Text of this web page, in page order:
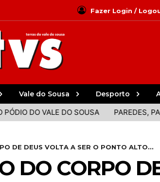
Fazer Login /
Vale do Sousa Desporto
VALE DO SOUSA PAREDES, PAÇOS E
DE DEUS VOLTA A SER O PONTO ALTO...
DO CORPO